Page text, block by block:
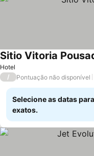
Hotel
Sitio Vitoria
/ Pontuação não disponível
Selecione as datas
exatos.